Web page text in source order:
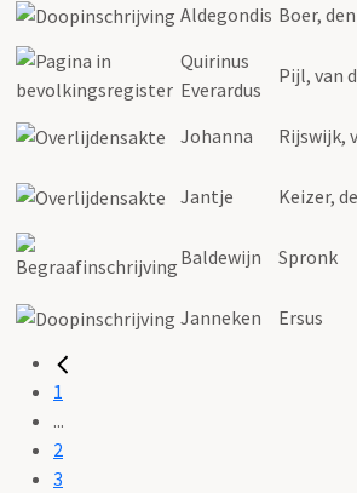
Aldegondis Boer, den
Quirinus
Everardus
Pijl, van
Johanna Rijswijk,
Jantje Keizer, de
Baldewijn Spronk
Janneken Ersus
1
...
2
3